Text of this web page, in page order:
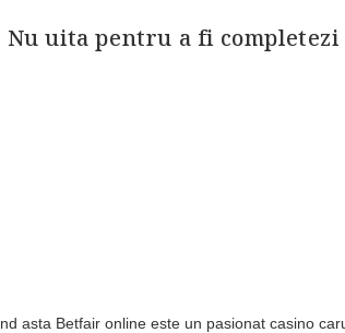
Nu uita pentru a fi
asta Betfair online este un pasionat casino